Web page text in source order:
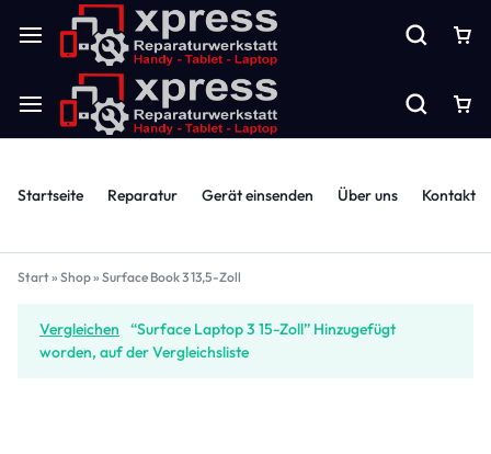
Startseite Reparatur Gerät einsenden Über uns Kontakt
Start» Shop» Surface Book 3 13,5-Zoll
Vergleichen
“Surface Laptop 3 15-Zoll” Hinzugefügt
worden, auf der Vergleichsliste